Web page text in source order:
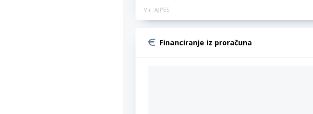
Vir: AJPES
Financiranje iz proračuna